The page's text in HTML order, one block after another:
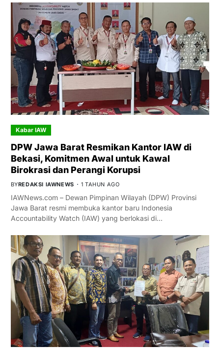
Kabar IAW
DPW Jawa Barat Resmikan Kantor IAW di
Bekasi, Komitmen Awal untuk Kawal
Birokrasi dan Perangi Korupsi
BYREDAKSI IAWNEWS 1 TAHUN AGO
IAWNews.com – Dewan Pimpinan Wilayah (DPW) Provinsi
Jawa Barat resmi membuka kantor baru Indonesia
Accountability Watch (IAW) yang berlokasi di…